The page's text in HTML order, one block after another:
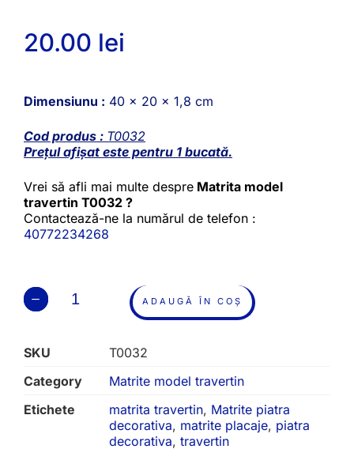
20.00 lei
Dimensiunu : 40 x 20 x 1,8 cm
Cod produs : T0032
Prețul afișat este pentru 1 bucată.
Vrei să afli mai multe despre Matrita model
travertin T0032 ?
Contactează-ne la numărul de telefon :
40772234268
ADAUGĂ ÎN COȘ
SKU
T0032
Category
Matrite model travertin
Etichete
matrita travertin, Matrite piatra
decorativa, matrite placaje, piatra
decorativa, travertin